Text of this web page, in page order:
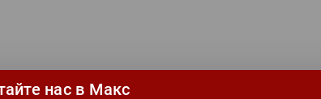
нас в Макс